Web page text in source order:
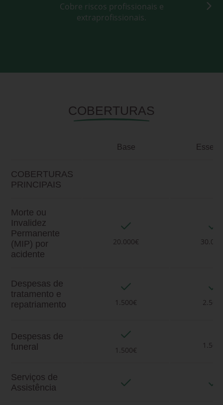
Cobre riscos profissionais e
extraprofissionais.
COBERTURAS
Base
COBERTURAS
PRINCIPAIS
Morte ou
Invalidez
Permanente
(MIP) por
acidente
20.000€
Despesas de
tratamento e
repatriamento
1.500€
Despesas de
funeral
1.500€
Serviços de
Assistência